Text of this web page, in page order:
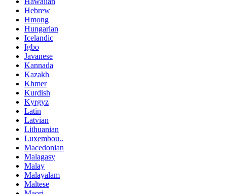
Hebrew
Hmong
Hungarian
Icelandic
Igbo
Javanese
Kannada
Kazakh
Khmer
Kurdish
Kyrgyz
Latin
Latvian
Lithuanian
Luxembou..
Macedonian
Malagasy
Malay
Malayalam
Maltese